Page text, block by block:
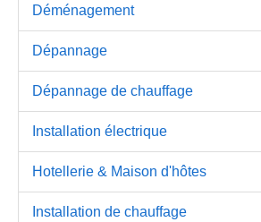
Déménagement
Dépannage
Dépannage de chauffage
Installation électrique
Hotellerie & Maison d'hôtes
Installation de chauffage